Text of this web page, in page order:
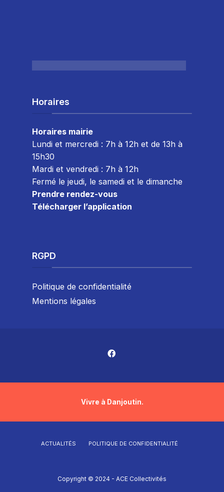
Horaires
Horaires mairie
Lundi et mercredi : 7h à 12h et de 13h à
15h30
Mardi et vendredi : 7h à 12h
Fermé le jeudi, le samedi et le dimanche
Prendre rendez-vous
Télécharger l’application
RGPD
Politique de confidentialité
Mentions légales
Vivre à Danjoutin.
ACTUALITÉS POLITIQUE DE CONFIDENTIALITÉ
Copyright © 2024 - ACE Collectivités